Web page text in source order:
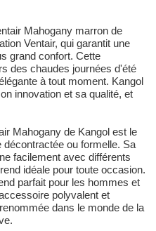
Mahogany marron de
Ventair, qui garantit une
grand confort. Cette
des chaudes journées d'été
à tout moment. Kangol
innovation et sa qualité, et
Mahogany de Kangol est le
ou formelle. Sa
facilement avec différents
idéale pour toute occasion.
parfait pour les hommes et
polyvalent et
dans le monde de la